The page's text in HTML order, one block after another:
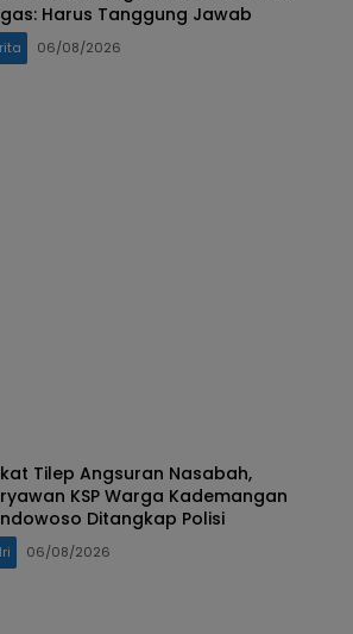
Harus Tanggung Jawab
06/08/2026
Tilep Angsuran Nasabah,
KSP Warga Kademangan
Ditangkap Polisi
06/08/2026